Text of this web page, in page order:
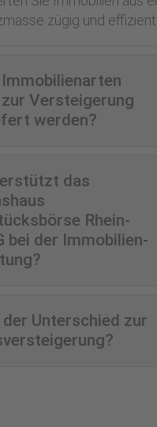
zügig und effizient.
Immobilienarten
Versteigerung
werden?
das
Rhein-
bei der Immobilien-
Unterschied zur